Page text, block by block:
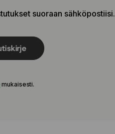
suoraan sähköpostiisi.
mukaisesti.